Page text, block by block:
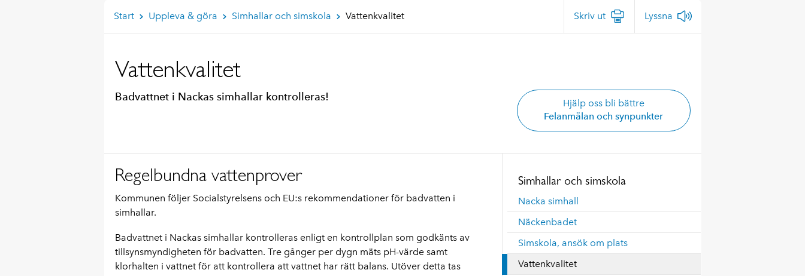
Start Uppleva & göra Simhallar och simskola Vattenkvalitet Skriv ut Lyssna
Vattenkvalitet
Badvattnet i Nackas simhallar kontrolleras!
Hjälp oss bli bättre
Felanmälan och synpunkter
Simhallar och simskola
Nacka simhall
Näckenbadet
Simskola, ansök om plats
Vattenkvalitet
Regelbundna vattenprover
Kommunen följer Socialstyrelsens och EU:s rekommendationer för badvatten i
simhallar.
Badvattnet i Nackas simhallar kontrolleras enligt en kontrollplan som godkänts av
tillsynsmyndigheten för badvatten. Tre gånger per dygn mäts pH-värde samt
klorhalten i vattnet för att kontrollera att vattnet har rätt balans. Utöver detta tas